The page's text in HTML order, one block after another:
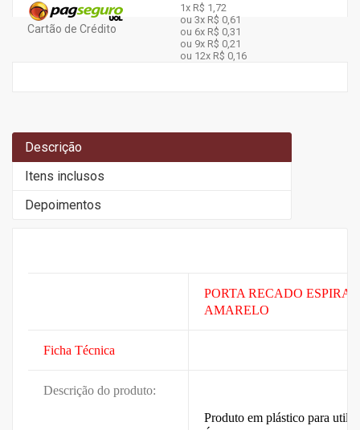
Cartão de Crédito
1x R$ 1,72
ou 3x R$ 0,61
ou 6x R$ 0,31
ou 9x R$ 0,21
ou 12x R$ 0,16
Descrição
Itens inclusos
Depoimentos
PORTA RECADO
AMARELO
Ficha Técnica
Descrição do produto:
Produto em plástico para